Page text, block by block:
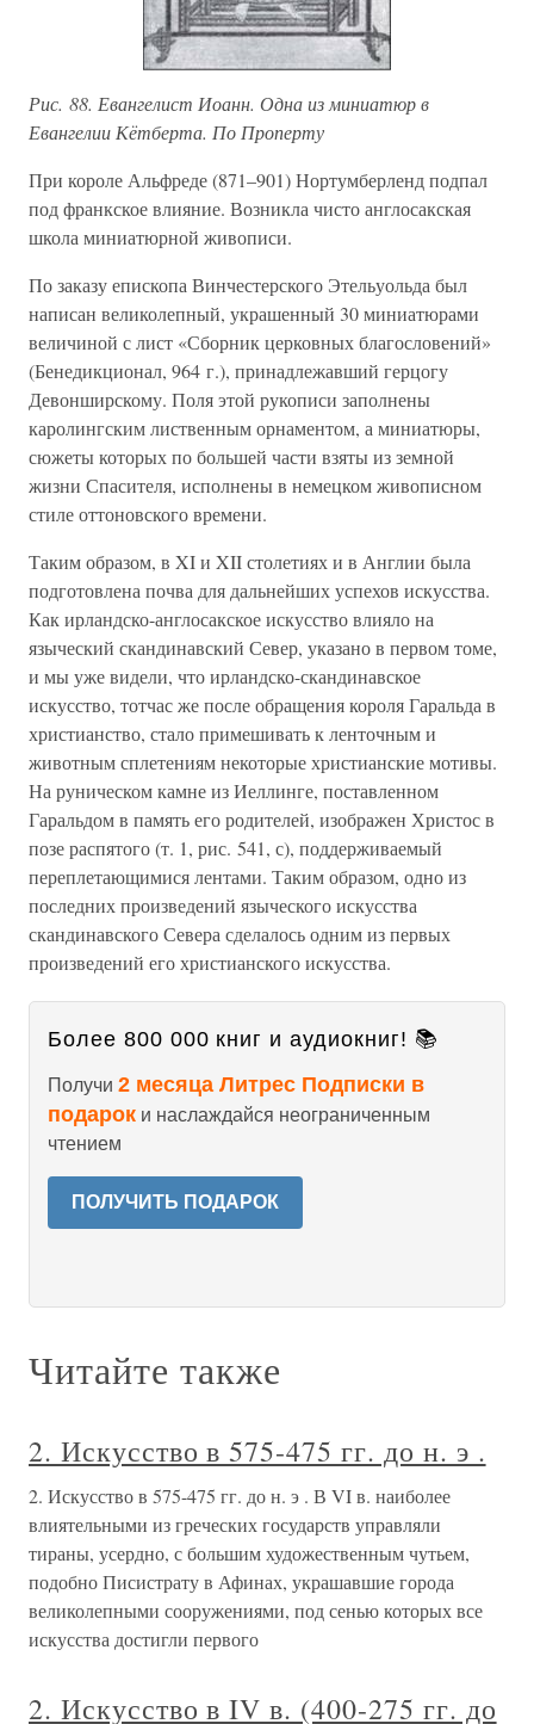
Рис. 88. Евангелист Иоанн. Одна из миниатюр в
Евангелии Кётберта. По Проперту
При короле Альфреде (871–901) Нортумберленд подпал
под франкское влияние. Возникла чисто англосакская
школа миниатюрной живописи.
По заказу епископа Винчестерского Этельуольда был
написан великолепный, украшенный 30 миниатюрами
величиной с лист «Сборник церковных благословений»
(Бенедикционал, 964 г.), принадлежавший герцогу
Девонширскому. Поля этой рукописи заполнены
каролингским лиственным орнаментом, а миниатюры,
сюжеты которых по большей части взяты из земной
жизни Спасителя, исполнены в немецком живописном
стиле оттоновского времени.
Таким образом, в XI и XII столетиях и в Англии была
подготовлена почва для дальнейших успехов искусства.
Как ирландско-англосакское искусство влияло на
языческий скандинавский Север, указано в первом томе,
и мы уже видели, что ирландско-скандинавское
искусство, тотчас же после обращения короля Гаральда в
христианство, стало примешивать к ленточным и
животным сплетениям некоторые христианские мотивы.
На руническом камне из Иеллинге, поставленном
Гаральдом в память его родителей, изображен Христос в
позе распятого (т. 1, рис. 541, с), поддерживаемый
переплетающимися лентами. Таким образом, одно из
последних произведений языческого искусства
скандинавского Севера сделалось одним из первых
произведений его христианского искусства.
Более 800 000 книг и аудиокниг! 📚
Получи 2 месяца Литрес Подписки в
подарок и наслаждайся неограниченным
чтением
ПОЛУЧИТЬ ПОДАРОК
Читайте также
2. Искусство в 575-475 гг. до н. э .
2. Искусство в 575-475 гг. до н. э . В VI в. наиболее
влиятельными из греческих государств управляли
тираны, усердно, с большим художественным чутьем,
подобно Писистрату в Афинах, украшавшие города
великолепными сооружениями, под сенью которых все
искусства достигли первого
2. Искусство в IV в. (400-275 гг. до